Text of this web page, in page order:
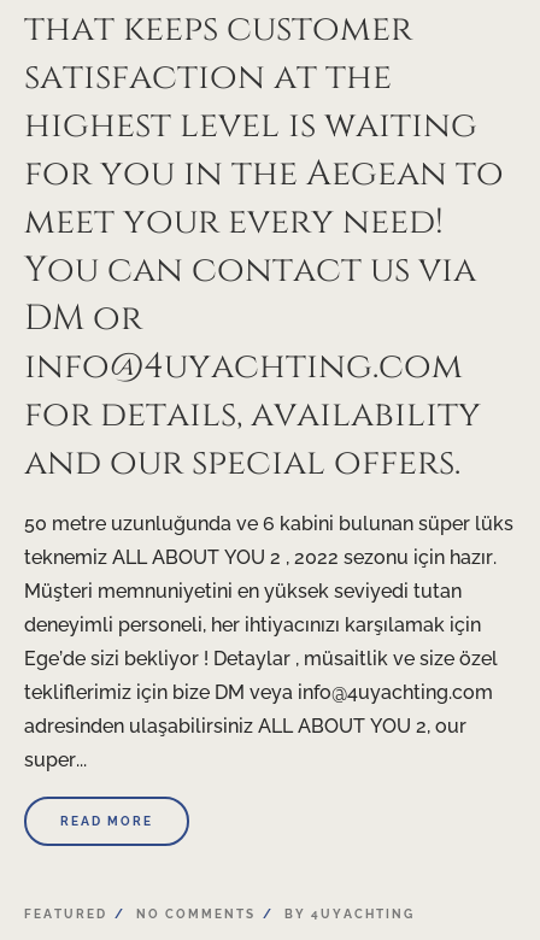
that keeps customer
satisfaction at the
highest level is waiting
for you in the Aegean to
meet your every need!
You can contact us via
DM or
info@4uyachting.com
for details, availability
and our special offers.
50 metre uzunluğunda ve 6 kabini bulunan süper lüks
teknemiz ALL ABOUT YOU 2 , 2022 sezonu için hazır.
Müşteri memnuniyetini en yüksek seviyedi tutan
deneyimli personeli, her ihtiyacınızı karşılamak için
Ege’de sizi bekliyor ! Detaylar , müsaitlik ve size özel
tekliflerimiz için bize DM veya info@4uyachting.com
adresinden ulaşabilirsiniz ALL ABOUT YOU 2, our
super...
READ MORE
FEATURED NO COMMENTS BY 4UYACHTING